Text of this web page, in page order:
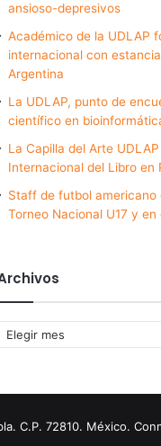
ansioso-depresivos
Académico de la UDLAP
internacional con
Argentina
La UDLAP, punto de
científico en
La Capilla del Arte
Internacional del Libro en
Staff de futbol americano
Torneo Nacional U17 y en
Archivos
C.P. 72810. México.